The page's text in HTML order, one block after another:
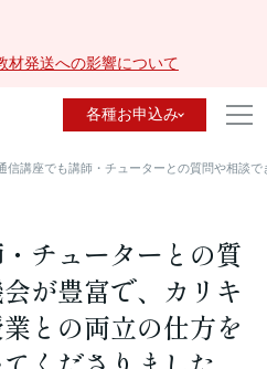
材発送への影響について
各種お申込み
信講座でも講師・チューターとの質問や相談
チューターとの質
が豊富で、カリキ
との両立の仕方を